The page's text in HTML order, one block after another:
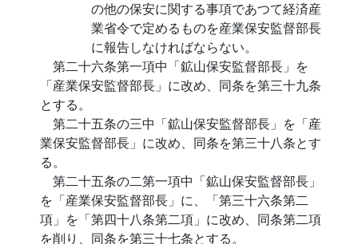
の他の保安に関する事項であつて経済産
業省令で定めるものを産業保安監督部長
に報告しなければならない。
第二十六条第一項中「鉱山保安監督部長」を
「産業保安監督部長」に改め、同条を第三十九条
とする。
第二十五条の三中「鉱山保安監督部長」を「産
業保安監督部長」に改め、同条を第三十八条とす
る。
第二十五条の二第一項中「鉱山保安監督部長」
を「産業保安監督部長」に、「第三十六条第二
項」を「第四十八条第二項」に改め、同条第二項
を削り、同条を第三十七条とする。